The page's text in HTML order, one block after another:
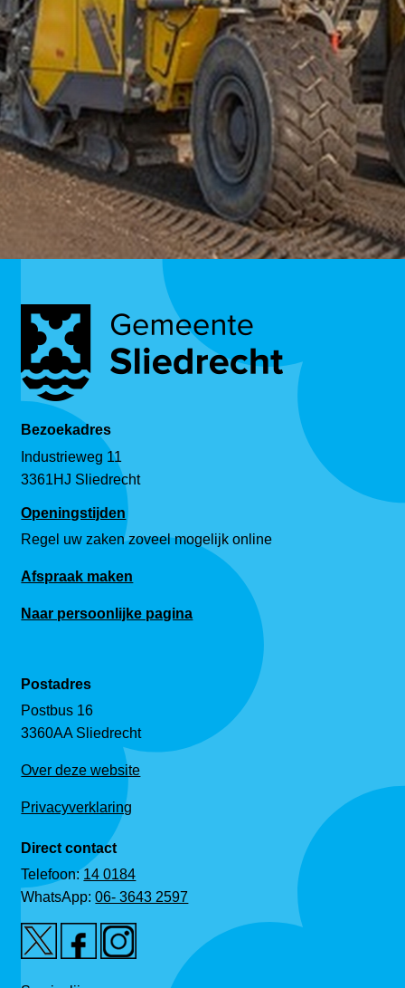
Bezoekadres
Industrieweg 11
3361HJ Sliedrecht
Openingstijden
Regel uw zaken zoveel mogelijk online
Afspraak maken
Naar persoonlijke pagina
Postadres
Postbus 16
3360AA Sliedrecht
Over deze website
Privacyverklaring
Direct contact
Telefoon:14 0184
WhatsApp:06- 3643 2597